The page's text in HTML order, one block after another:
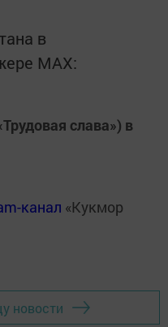
в
MАХ:
слава») в
канал «Кукмор
новости